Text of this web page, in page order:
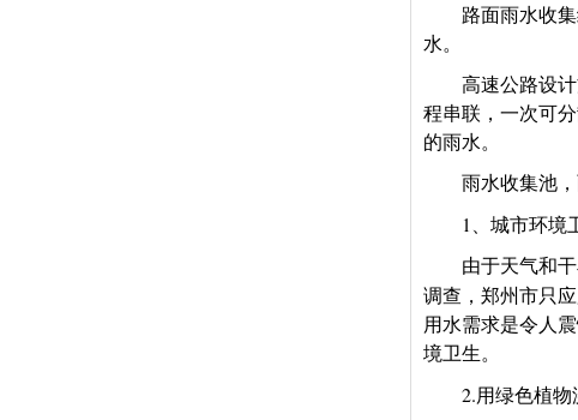
路面雨水收
水。
高速公路设
程串联，一次可
的雨水。
雨水收集池
1
、城市环境
由于天气和
调查，郑州市只
用水需求是令人
境卫生。
2.用绿色植物